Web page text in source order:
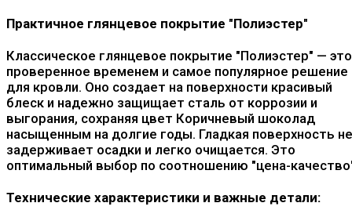
Практичное глянцевое покрытие "Полиэстер"
Классическое глянцевое покрытие "Полиэстер" — это
проверенное временем и самое популярное решение
для кровли. Оно создает на поверхности красивый
блеск и надежно защищает сталь от коррозии и
выгорания, сохраняя цвет Коричневый шоколад
насыщенным на долгие годы. Гладкая поверхность не
задерживает осадки и легко очищается. Это
оптимальный выбор по соотношению "цена-
Технические характеристики и важные детали: